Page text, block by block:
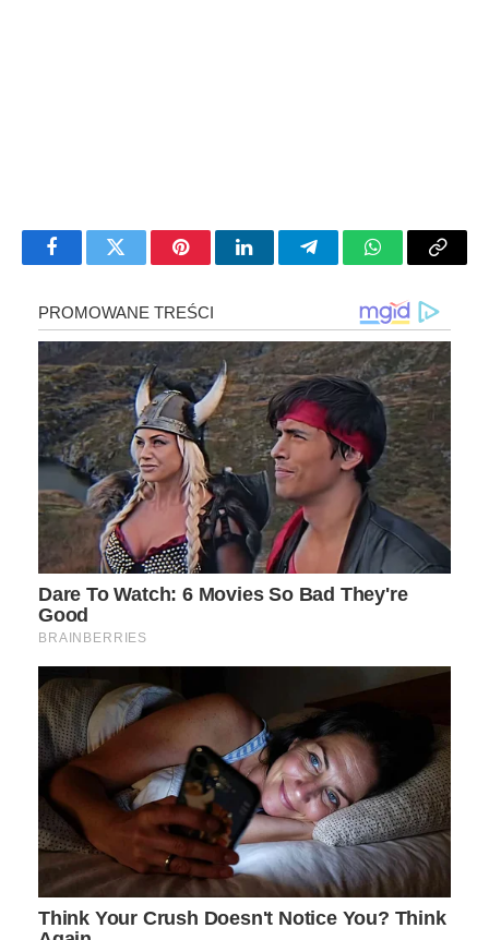
FacebookTwitter PinterestLinkedInTelegramWhatsApp
Copy